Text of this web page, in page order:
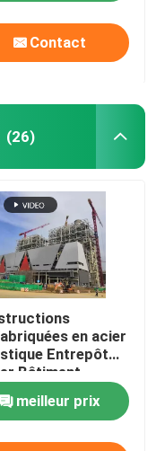
Contact
(26)
en acier
Entrepôt
Bâtiment
Bâtiment
meilleur prix